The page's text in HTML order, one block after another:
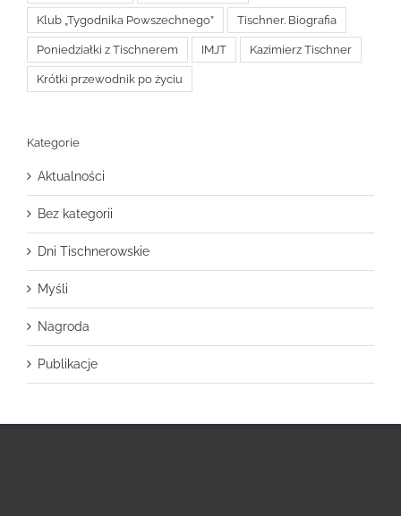
Klub „Tygodnika Powszechnego” Tischner. Biografia
Poniedziałki z Tischnerem IMJT Kazimierz Tischner
Krótki przewodnik po życiu
Kategorie
Aktualności
Bez kategorii
Dni Tischnerowskie
Myśli
Nagroda
Publikacje